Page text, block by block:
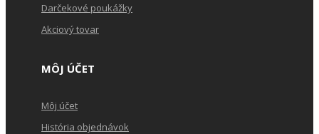
Darčekové poukážky
Akciový tovar
MÔJ ÚČET
Môj účet
História objednávok